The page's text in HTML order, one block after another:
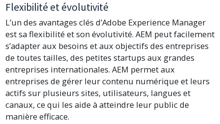
Flexibilité et évolutivité
L’un des avantages clés d’Adobe Experience Manager
est sa flexibilité et son évolutivité. AEM peut facilement
s’adapter aux besoins et aux objectifs des entreprises
de toutes tailles, des petites startups aux grandes
entreprises internationales. AEM permet aux
entreprises de gérer leur contenu numérique et leurs
actifs sur plusieurs sites, utilisateurs, langues et
canaux, ce qui les aide à atteindre leur public de
manière efficace.